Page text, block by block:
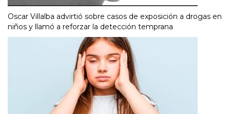
Oscar Villalba advirtió sobre casos de exposición a drogas en
niños y llamó a reforzar la detección temprana